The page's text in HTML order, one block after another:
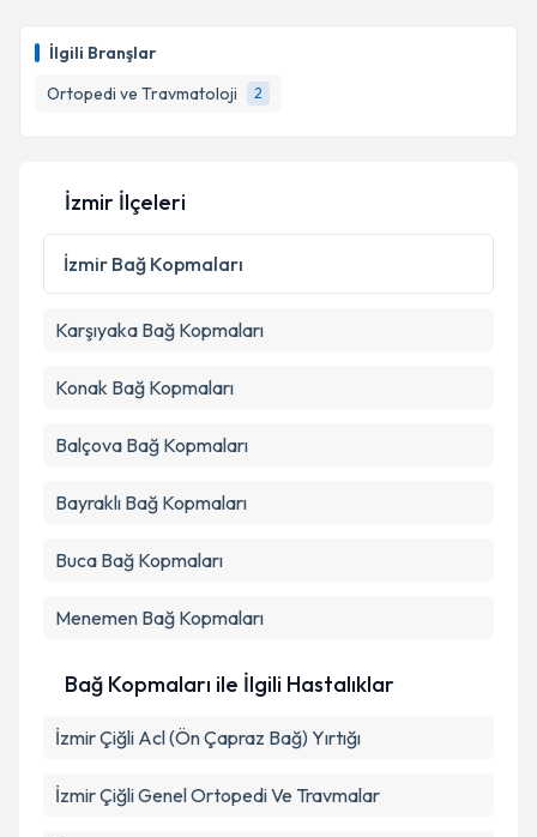
İlgili Branşlar
Ortopedi ve Travmatoloji
2
takvim hazırlandığında e-posta ile bilgilendireceğiz.
Kişisel verilerimin işlenmesine ilişkinAydınlatma
Metni'ni okudum ve kişisel verilerimin belirtilen
kapsamda işlenmesini kabul ediyorum.
İzmir İlçeleri
İzmir Bağ Kopmaları
Karşıyaka Bağ Kopmaları
Konak Bağ Kopmaları
Balçova Bağ Kopmaları
Bayraklı Bağ Kopmaları
Buca Bağ Kopmaları
Menemen Bağ Kopmaları
Bağ Kopmaları ile İlgili Hastalıklar
İzmir Çiğli Acl (Ön Çapraz Bağ) Yırtığı
İzmir Çiğli Genel Ortopedi Ve Travmalar